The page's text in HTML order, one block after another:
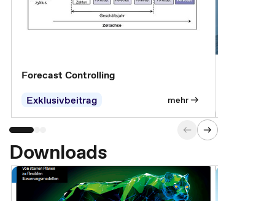
Forecast Controlling
Exklusivbeitrag
mehr
Downloads